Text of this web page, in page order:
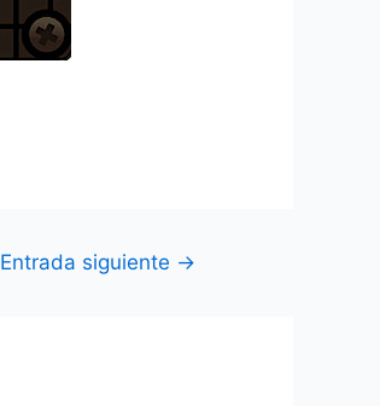
Entrada siguiente →